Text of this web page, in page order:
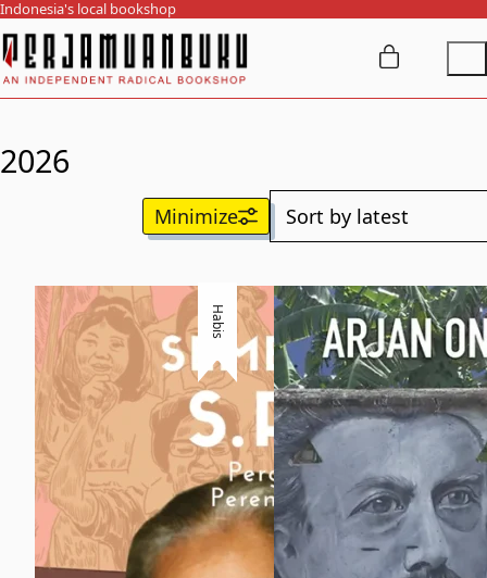
Indonesia's local bookshop
2026
Habis